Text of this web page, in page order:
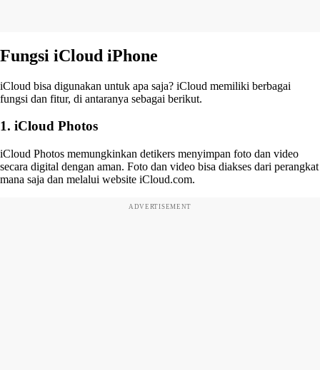
Fungsi iCloud iPhone
iCloud bisa digunakan untuk apa saja? iCloud memiliki berbagai
fungsi dan fitur, di antaranya sebagai berikut.
1. iCloud Photos
iCloud Photos memungkinkan detikers menyimpan foto dan video
secara digital dengan aman. Foto dan video bisa diakses dari perangkat
mana saja dan melalui website iCloud.com.
ADVERTISEMENT